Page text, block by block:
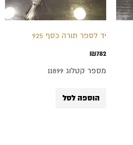
יד לספר תורה כסף 925
₪782
מספר קטלוג 11899
הוספה לסל